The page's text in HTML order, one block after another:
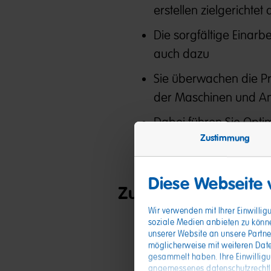
Zustimmung
Diese
Wir verwenden mit Ihrer
soziale Medien anbieten zu
unserer Website an unsere
möglicherweise mit weiteren
gesammelt haben. Ihre
angemessenes
erstellen zielgerichtet
Die sorgfältige
auch dazu
Sie überwachen die
der Maschinen und
Dabei führen Sie
Maschinenleistung
Zutaten, die Sie
Mehrjährige Berufs-
vorzugsweise in der